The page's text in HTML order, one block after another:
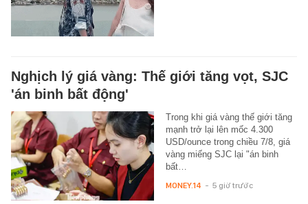
Nghịch lý giá vàng: Thế giới tăng vọt, SJC
'án binh bất động'
Trong khi giá vàng thế giới tăng
mạnh trở lại lên mốc 4.300
USD/ounce trong chiều 7/8, giá
vàng miếng SJC lại "án binh
bất…
MONEY.14 - 5 giờ trước